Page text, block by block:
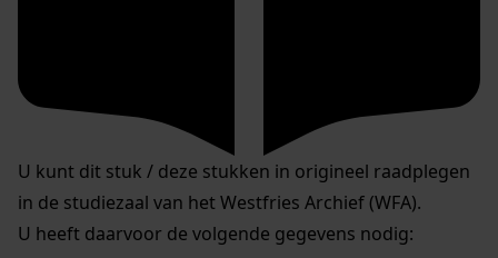
U kunt dit stuk / deze stukken in origineel raadplegen
in de studiezaal van het Westfries Archief (WFA).
U heeft daarvoor de volgende gegevens nodig: